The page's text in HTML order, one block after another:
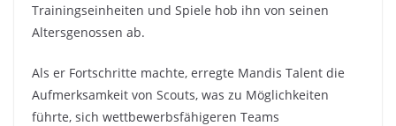
Trainingseinheiten und Spiele hob ihn von seinen
Altersgenossen ab.
Als er Fortschritte machte, erregte Mandis Talent die
Aufmerksamkeit von Scouts, was zu Möglichkeiten
führte, sich wettbewerbsfähigeren Teams